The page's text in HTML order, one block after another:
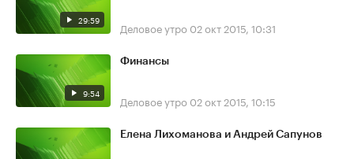
29:59 Деловое утро 02 окт 2015, 10:31
9:54
Финансы
Деловое утро 02 окт 2015, 10:15
Елена Лихоманова и Андрей Сапунов